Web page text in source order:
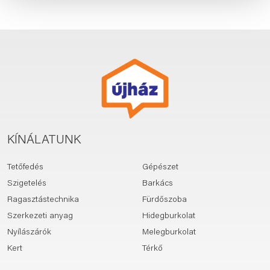
KÍNÁLATUNK
Tetőfedés
Szigetelés
Ragasztástechnika
Szerkezeti anyag
Nyílászárók
Kert
Gépészet
Barkács
Fürdőszoba
Hidegburkolat
Melegburkolat
Térkő